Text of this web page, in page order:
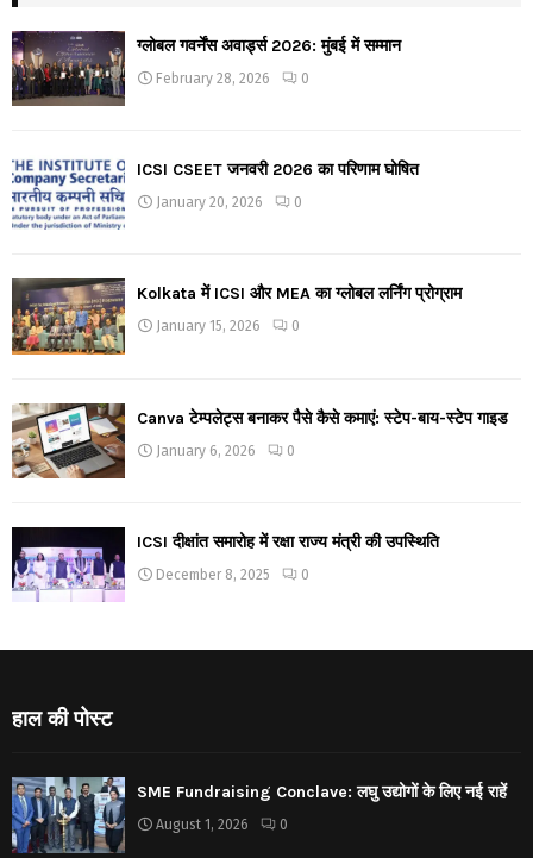
ग्लोबल गवर्नेंस अवार्ड्स 2026: मुंबई में सम्मान
February 28, 2026 0
ICSI CSEET जनवरी 2026 का परिणाम घोषित
January 20, 2026 0
Kolkata में ICSI और MEA का ग्लोबल लर्निंग प्रोग्राम
January 15, 2026 0
Canva टेम्पलेट्स बनाकर पैसे कैसे कमाएं: स्टेप-बाय-स्टेप गाइड
January 6, 2026 0
ICSI दीक्षांत समारोह में रक्षा राज्य मंत्री की उपस्थिति
December 8, 2025 0
हाल की पोस्ट
SME Fundraising Conclave: लघु उद्योगों के लिए नई राहें
August 1, 2026 0